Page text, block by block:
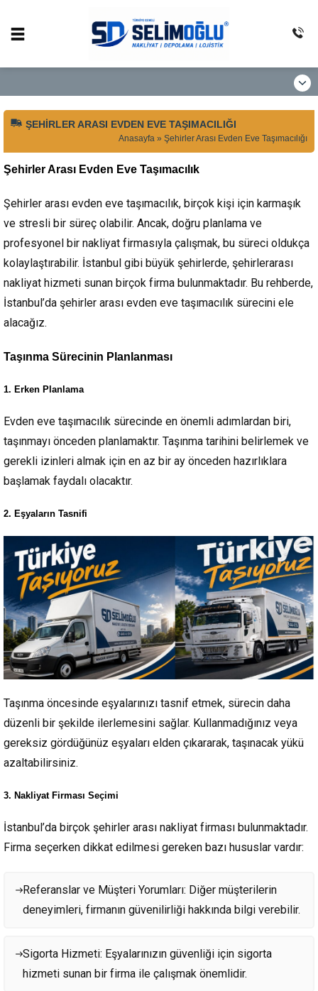
ŞEHIRLER ARASI EVDEN EVE TAŞIMACILIĞI
Anasayfa » Şehirler Arası Evden Eve Taşımacılığı
Şehirler Arası Evden Eve Taşımacılık
Şehirler arası evden eve taşımacılık, birçok kişi için karmaşık
ve stresli bir süreç olabilir. Ancak, doğru planlama ve
profesyonel bir nakliyat firmasıyla çalışmak, bu süreci oldukça
kolaylaştırabilir. İstanbul gibi büyük şehirlerde, şehirlerarası
nakliyat hizmeti sunan birçok firma bulunmaktadır. Bu rehberde,
İstanbul’da şehirler arası evden eve taşımacılık sürecini ele
alacağız.
Taşınma Sürecinin Planlanması
1. Erken Planlama
Evden eve taşımacılık sürecinde en önemli adımlardan biri,
taşınmayı önceden planlamaktır. Taşınma tarihini belirlemek ve
gerekli izinleri almak için en az bir ay önceden hazırlıklara
başlamak faydalı olacaktır.
2. Eşyaların Tasnifi
Taşınma öncesinde eşyalarınızı tasnif etmek, sürecin daha
düzenli bir şekilde ilerlemesini sağlar. Kullanmadığınız veya
gereksiz gördüğünüz eşyaları elden çıkararak, taşınacak yükü
azaltabilirsiniz.
3. Nakliyat Firması Seçimi
İstanbul’da birçok şehirler arası nakliyat firması bulunmaktadır.
Firma seçerken dikkat edilmesi gereken bazı hususlar vardır:
Referanslar ve Müşteri Yorumları: Diğer müşterilerin
deneyimleri, firmanın güvenilirliği hakkında bilgi verebilir.
Sigorta Hizmeti: Eşyalarınızın güvenliği için sigorta
hizmeti sunan bir firma ile çalışmak önemlidir.